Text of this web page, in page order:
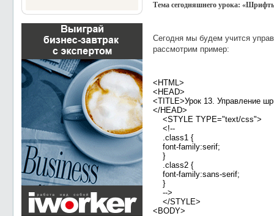
Тема сегодняшнего урока:
Сегодня мы будем учится
рассмотрим пример:
<HTML>
<HEAD>
<TITLE>Урок 13. Управление
</HEAD>
<STYLE TYPE="text/css">
<!--
.class1 {
font-family:serif;
}
.class2 {
font-family:sans-serif;
}
-->
</STYLE>
<BODY>